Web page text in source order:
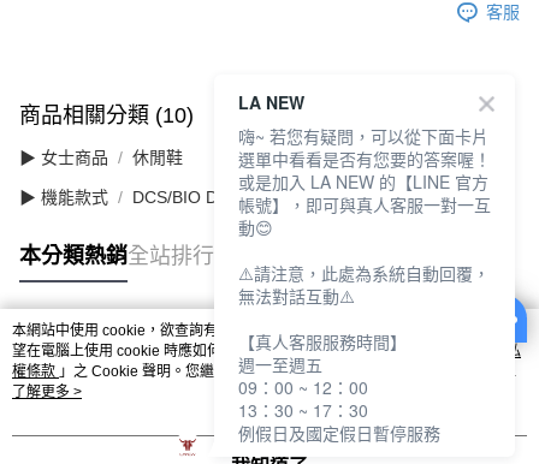
客服
商品相關分類 (10) 查看全部
▶ 女士商品 休閒鞋
▶ 機能款式 DCS/BIO DCS 舒適動能
本分類熱銷全站排行
熱門標籤
本網站中使用 cookie，欲查詢有關本網站使用 cookie 方式之詳情，及若您不希
望在電腦上使用 cookie 時應如何變更電腦的 cookie 設定，請參閱本網站「
隱私
權條款 」之 Cookie 聲明。您繼續使用本網站即表示您同意本公司得按本網站使
用條款之 Cookie 聲明使用 cookie。
了解更多 >
LA NEW
嗨~ 若您有疑問，可以從下面卡片
選單中看看是否有您要的答案喔！
或是加入 LA NEW 的【LINE 官方
帳號】，即可與真人客服一對一互
動😊
⚠️請注意，此處為系統自動回覆，
無法對話互動⚠️
【真人客服服務時間】
週一至週五
09：00 ~ 12：00
13：30 ~ 17：30
例假日及國定假日暫停服務